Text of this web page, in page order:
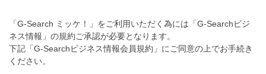
「G-Search ミッケ！」をご利用いただく為には「G-Searchビジ
ネス情報」の規約ご承認が必要となります。
下記「G-Searchビジネス情報会員規約」にご同意の上でお手続き
ください。